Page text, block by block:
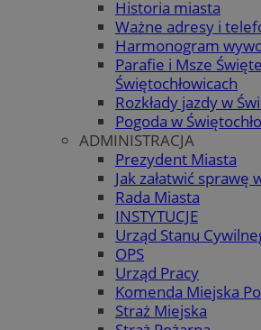
Historia miasta
Ważne adresy i
Harmonogram
Parafie i Msze
Świętochłowicach
Rozkłady jazdy w
Pogoda w
ADMINISTRACJA
Prezydent Miasta
Jak załatwić sprawę
Rada Miasta
INSTYTUCJE
Urząd Stanu
OPS
Urząd Pracy
Komenda Miejska
Straż Miejska